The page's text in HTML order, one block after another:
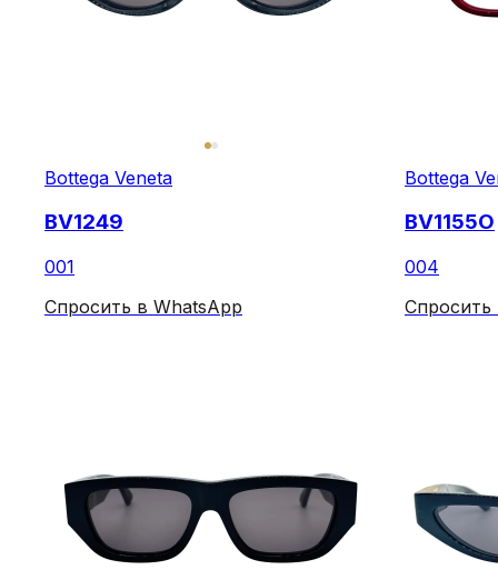
Bottega Veneta
BV1249
001
Спросить в WhatsApp
Bottega
BV1155O
004
Спросить